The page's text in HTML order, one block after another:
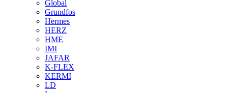
Global
Grundfos
Hermes
HERZ
HME
IMI
JAFAR
K-FLEX
KERMI
LD